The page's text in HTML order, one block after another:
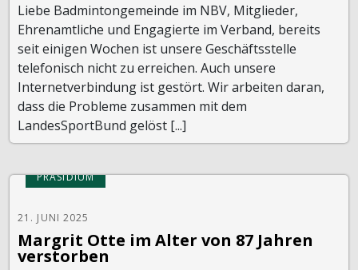
Liebe Badmintongemeinde im NBV, Mitglieder,
Ehrenamtliche und Engagierte im Verband, bereits
seit einigen Wochen ist unsere Geschäftsstelle
telefonisch nicht zu erreichen. Auch unsere
Internetverbindung ist gestört. Wir arbeiten daran,
dass die Probleme zusammen mit dem
LandesSportBund gelöst [...]
PRÄSIDIUM
21. JUNI 2025
Margrit Otte im Alter von 87 Jahren
verstorben